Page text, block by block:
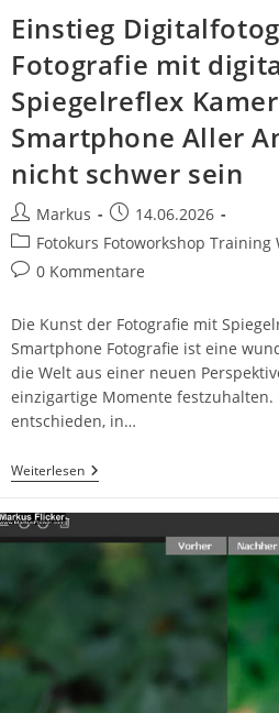
Einstieg
Fotografie mit
Spiegelreflex
Smartphone Aller
nicht schwer sein
Beitrags-
Autor:
Markus
Beitrag
veröffentlicht:
14.06.2026
Beitrags-
Kategorie:
Fotokurs Fotoworkshop Training
Beitrags-
0 Kommentare
Die Kunst der Fotografie mit
Smartphone Fotografie ist eine
die Welt aus einer neuen
einzigartige Momente festzuhalten.
entschieden, in…
WeiterlesenEinstieg
Digitalfotografie
Digitaler
Spiegelreflex
Kamera
Und
Smartphone
Aller
Anfang
Muss
Nicht